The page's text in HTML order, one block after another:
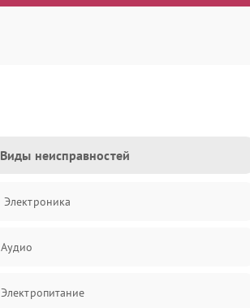
Виды неисправностей
Электроника
Аудио
Электропитание